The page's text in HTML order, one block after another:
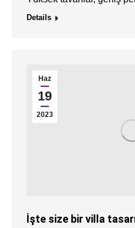
Details
Haz
19
2023
İşte size bir villa